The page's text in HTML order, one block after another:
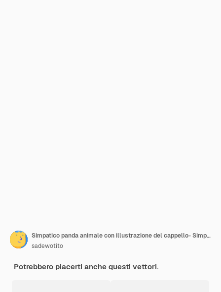
Simpatico panda animale con illustrazione del cappello- Simpatico personaggio panda acquerello animale
sadewotito
Potrebbero piacerti anche questi vettori.